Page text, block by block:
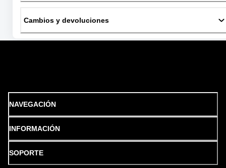
Cambios y devoluciones
NAVEGACIÓN
INFORMACIÓN
SOPORTE